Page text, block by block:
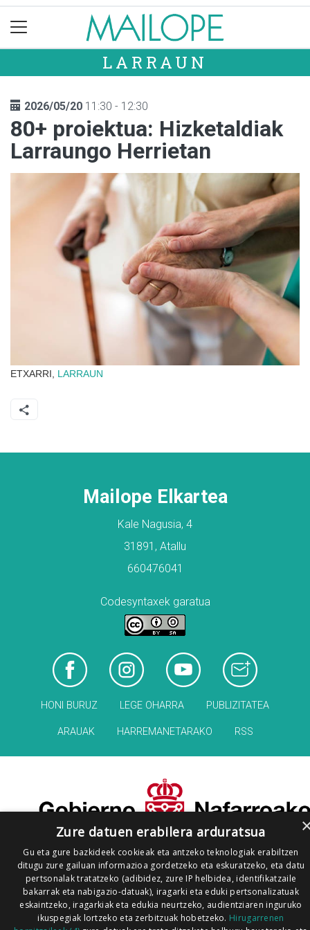
LARRAUN
2026/05/20 11:30 - 12:30
80+ proiektua: Hizketaldiak
Larraungo Herrietan
ETXARRI, LARRAUN
Mailope Elkartea
Kale Nagusia, 4
31891, Atallu
660476041
Codesyntaxek garatua
HONI BURUZ LEGE OHARRA PUBLIZITATEA
ARAUAK HARREMANETARAKO RSS
Zure datuen erabilera arduratsua
Gu eta gure bazkideek cookieak eta antzeko teknologiak erabiltzen
ditugu zure gailuan informazioa gordetzeko eta eskuratzeko, eta datu
pertsonalak tratatzeko (adibidez, zure IP helbidea, identifikatzaile
bakarrak eta nabigazio-datuak), iragarki eta eduki pertsonalizatuak
eskaintzeko, iragarkiak eta edukia neurtzeko, audientziaren inguruko
ikuspegiak lortzeko eta zerbitzuak hobetzeko. Hirugarrenen